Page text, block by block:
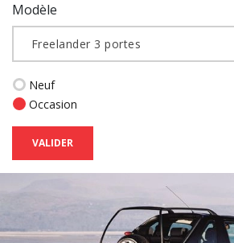
Modèle
Freelander 3 portes
Neuf
Occasion
VALIDER